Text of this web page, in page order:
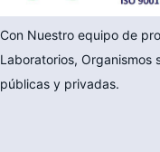
Con Nuestro equipo de
Laboratorios, Organismos
públicas y privadas.